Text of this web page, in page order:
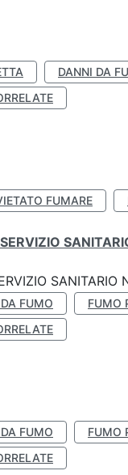
DANNI DA
FUMARE
SANITARIO
FUMO
FUMO
FUMO
FUMO